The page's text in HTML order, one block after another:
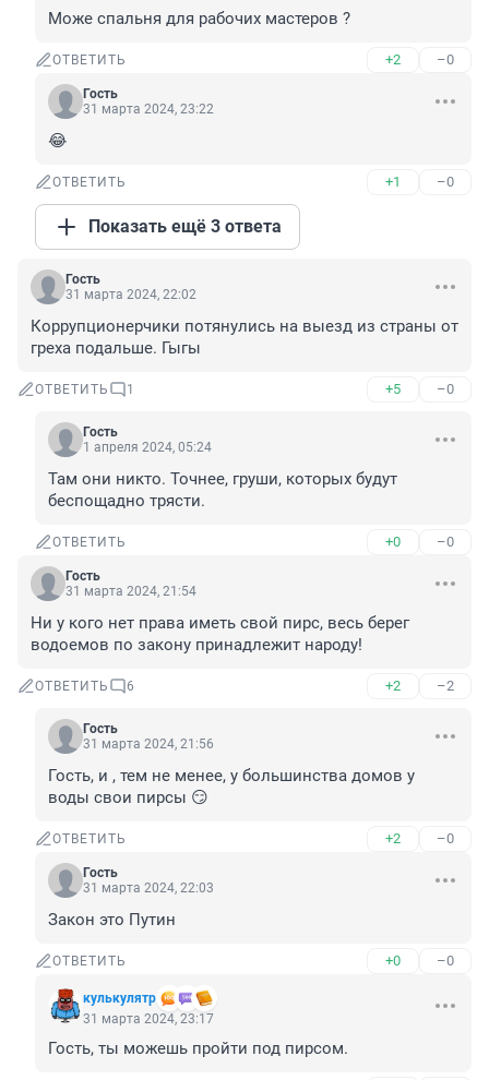
Може спальня для рабочих мастеров ?
ОТВЕТИТЬ +2 –0
Гость
31 марта 2024, 23:22
😂
ОТВЕТИТЬ +1 –0
Показать ещё 3 ответа
Гость
31 марта 2024, 22:02
Коррупционерчики потянулись на выезд из страны от
греха подальше. Гыгы
ОТВЕТИТЬ 1 +5 –0
Гость
1 апреля 2024, 05:24
Там они никто. Точнее, груши, которых будут
беспощадно трясти.
ОТВЕТИТЬ +0 –0
Гость
31 марта 2024, 21:54
Ни у кого нет права иметь свой пирс, весь берег
водоемов по закону принадлежит народу!
ОТВЕТИТЬ 6 +2 –2
Гость
31 марта 2024, 21:56
Гость, и , тем не менее, у большинства домов у
воды свои пирсы 😏
ОТВЕТИТЬ +2 –0
Гость
31 марта 2024, 22:03
Закон это Путин
ОТВЕТИТЬ +0 –0
кулькулятр
31 марта 2024, 23:17
Гость, ты можешь пройти под пирсом.